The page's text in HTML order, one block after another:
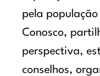
pela
Conosco,
perspectiva,
conselhos,